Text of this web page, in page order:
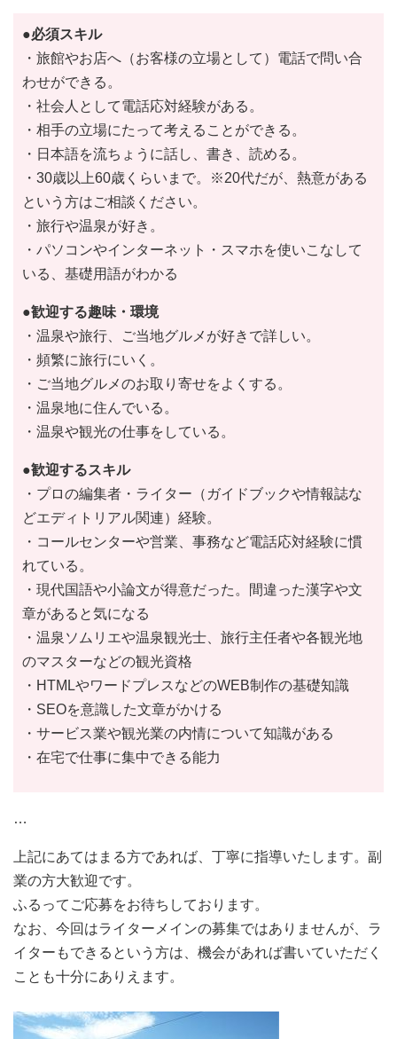
●必須スキル
・旅館やお店へ（お客様の立場として）電話で問い合
わせができる。
・社会人として電話応対経験がある。
・相手の立場にたって考えることができる。
・日本語を流ちょうに話し、書き、読める。
・30歳以上60歳くらいまで。※20代だが、熱意がある
という方はご相談ください。
・旅行や温泉が好き。
・パソコンやインターネット・スマホを使いこなして
いる、基礎用語がわかる
●歓迎する趣味・環境
・温泉や旅行、ご当地グルメが好きで詳しい。
・頻繁に旅行にいく。
・ご当地グルメのお取り寄せをよくする。
・温泉地に住んでいる。
・温泉や観光の仕事をしている。
●歓迎するスキル
・プロの編集者・ライター（ガイドブックや情報誌な
どエディトリアル関連）経験。
・コールセンターや営業、事務など電話応対経験に慣
れている。
・現代国語や小論文が得意だった。間違った漢字や文
章があると気になる
・温泉ソムリエや温泉観光士、旅行主任者や各観光地
のマスターなどの観光資格
・HTMLやワードプレスなどのWEB制作の基礎知識
・SEOを意識した文章がかける
・サービス業や観光業の内情について知識がある
・在宅で仕事に集中できる能力
…
上記にあてはまる方であれば、丁寧に指導いたします。副
業の方大歓迎です。
ふるってご応募をお待ちしております。
なお、今回はライターメインの募集ではありませんが、ラ
イターもできるという方は、機会があれば書いていただく
ことも十分にありえます。